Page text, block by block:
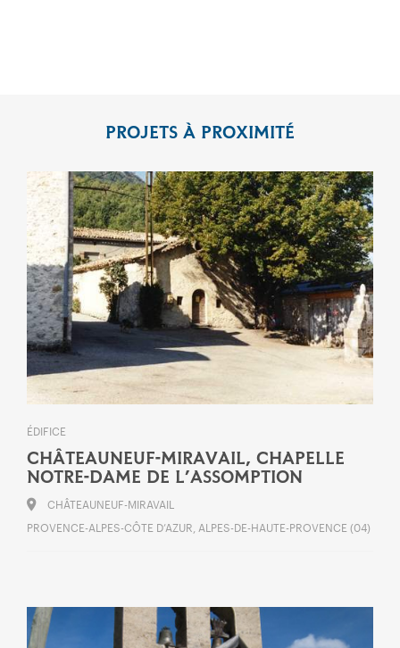
PROJETS À PROXIMITÉ
ÉDIFICE
CHÂTEAUNEUF-MIRAVAIL, CHAPELLE
NOTRE-DAME DE L’ASSOMPTION
CHÂTEAUNEUF-MIRAVAIL
PROVENCE-ALPES-CÔTE D’AZUR, ALPES-DE-HAUTE-PROVENCE (04)